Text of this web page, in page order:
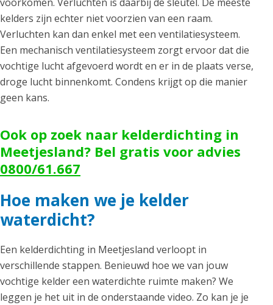
kelders zijn echter niet voorzien van een raam.
Verluchten kan dan enkel met een ventilatiesysteem.
Een mechanisch ventilatiesysteem zorgt ervoor dat die
vochtige lucht afgevoerd wordt en er in de plaats verse,
droge lucht binnenkomt. Condens krijgt op die manier
geen kans.
Ook op zoek naar kelderdichting in
Meetjesland? Bel gratis voor advies
0800/61.667
Hoe maken we je kelder
waterdicht?
Een kelderdichting in Meetjesland verloopt in
verschillende stappen. Benieuwd hoe we van jouw
vochtige kelder een waterdichte ruimte maken? We
leggen je het uit in de onderstaande video. Zo kan je je